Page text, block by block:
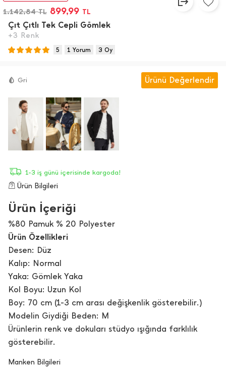
1.142,84TL 899,99 TL
Çıt Çıtlı Tek Cepli Gömlek
+3 Renk
5 1 Yorum 3 Oy
Gri Ürünü Değerlendir
1-3 iş günü içerisinde kargoda!
Ürün Bilgileri
Ürün İçeriği
%80 Pamuk % 20 Polyester
Ürün Özellikleri
Desen: Düz
Kalıp: Normal
Yaka: Gömlek Yaka
Kol Boyu: Uzun Kol
Boy: 70 cm (1-3 cm arası değişkenlik gösterebilir.)
Modelin Giydiği Beden: M
Ürünlerin renk ve dokuları stüdyo ışığında farklılık
gösterebilir.
Manken Bilgileri